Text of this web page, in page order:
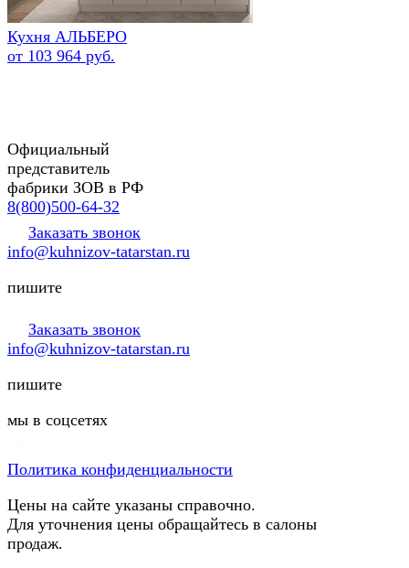
Кухня АЛЬБЕРО
от 103 964 руб.
Официальный
представитель
фабрики ЗОВ в РФ
8(800)500-64-32
Заказать звонок
info@kuhnizov-tatarstan.ru
пишите
Заказать звонок
info@kuhnizov-tatarstan.ru
пишите
мы в соцсетях
Политика конфиденциальности
Цены на сайте указаны справочно.
Для уточнения цены обращайтесь в салоны
продаж.